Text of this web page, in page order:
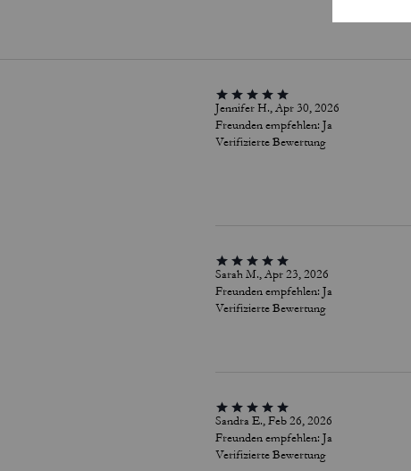
Jennifer H., Apr 30, 2026
Freunden empfehlen: Ja
Verifizierte Bewertung
Sarah M., Apr 23, 2026
Freunden empfehlen: Ja
Verifizierte Bewertung
Sandra E., Feb 26, 2026
Freunden empfehlen: Ja
Verifizierte Bewertung